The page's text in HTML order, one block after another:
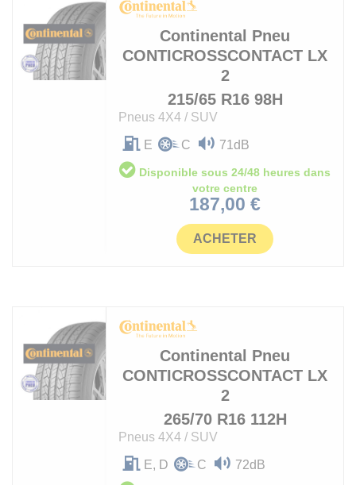
Continental Pneu
CONTICROSSCONTACT LX
2
215/65 R16 98H
Pneus 4X4 / SUV
E C 71dB
Disponible sous 24/48 heures dans
votre centre
Prix
187,00 €
ACHETER
Continental Pneu
CONTICROSSCONTACT LX
2
265/70 R16 112H
Pneus 4X4 / SUV
E, D C 72dB